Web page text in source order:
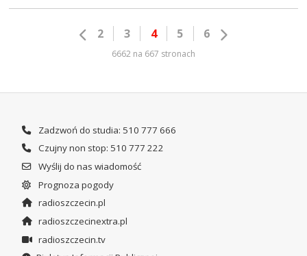
2 3 4 5 6
6662 na 667 stronach
Zadzwoń do studia: 510 777 666
Czujny non stop: 510 777 222
Wyślij do nas wiadomość
Prognoza pogody
radioszczecin.pl
radioszczecinextra.pl
radioszczecin.tv